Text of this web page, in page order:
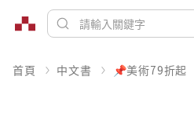
首頁 中文書 📌美術79折起